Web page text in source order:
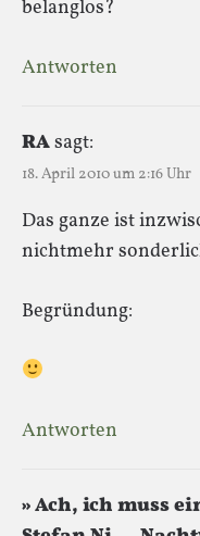
belanglos?
Antworten
RAsagt:
18. April 2010 um 2:16 Uhr
Das ganze ist
nichtmehr
Begründung:
Antworten
» Ach, ich muss